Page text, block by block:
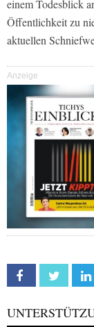
einem Todesblick
Öffentlichkeit zu
aktuellen
Anzeige
Facebook Twitter